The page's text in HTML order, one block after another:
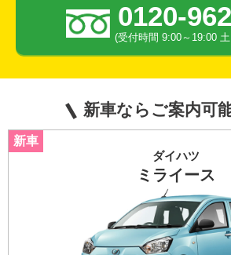
0120-
(受付時間 9:00～19:00
新車ならご案内可
ダイハツ
ミライース